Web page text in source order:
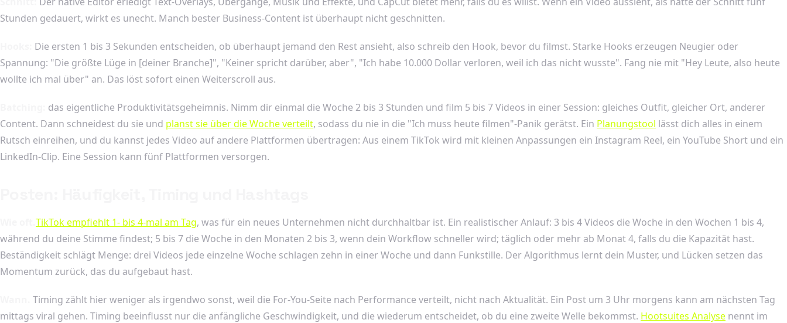
Stunden gedauert, wirkt es unecht. Manch bester Business-Content ist überhaupt nicht geschnitten.
Die ersten 1 bis 3 Sekunden entscheiden, ob überhaupt jemand den Rest ansieht, also schreib den Hook, bevor du filmst. Starke Hooks erzeugen Neugier oder
Spannung: "Die größte Lüge in [deiner Branche]", "Keiner spricht darüber, aber", "Ich habe 10.000 Dollar verloren, weil ich das nicht wusste". Fang nie mit "Hey Leute, also heute
wollte ich mal über" an. Das löst sofort einen Weiterscroll aus.
das eigentliche Produktivitätsgeheimnis. Nimm dir einmal die Woche 2 bis 3 Stunden und film 5 bis 7 Videos in einer Session: gleiches Outfit, gleicher Ort, anderer
Content. Dann schneidest du sie und planst sie über die Woche verteilt, sodass du nie in die "Ich muss heute filmen"-Panik gerätst. Ein Planungstool lässt dich alles in einem
Rutsch einreihen, und du kannst jedes Video auf andere Plattformen übertragen: Aus einem TikTok wird mit kleinen Anpassungen ein Instagram Reel, ein YouTube Short und ein
LinkedIn-Clip. Eine Session kann fünf Plattformen versorgen.
TikTok empfiehlt 1- bis 4-mal am Tag, was für ein neues Unternehmen nicht durchhaltbar ist. Ein realistischer Anlauf: 3 bis 4 Videos die Woche in den Wochen 1 bis 4,
während du deine Stimme findest; 5 bis 7 die Woche in den Monaten 2 bis 3, wenn dein Workflow schneller wird; täglich oder mehr ab Monat 4, falls du die Kapazität hast.
Beständigkeit schlägt Menge: drei Videos jede einzelne Woche schlagen zehn in einer Woche und dann Funkstille. Der Algorithmus lernt dein Muster, und Lücken setzen das
Momentum zurück, das du aufgebaut hast.
Timing zählt hier weniger als irgendwo sonst, weil die For-You-Seite nach Performance verteilt, nicht nach Aktualität. Ein Post um 3 Uhr morgens kann am nächsten Tag
mittags viral gehen. Timing beeinflusst nur die anfängliche Geschwindigkeit, und die wiederum entscheidet, ob du eine zweite Welle bekommst. Hootsuites Analyse nennt im